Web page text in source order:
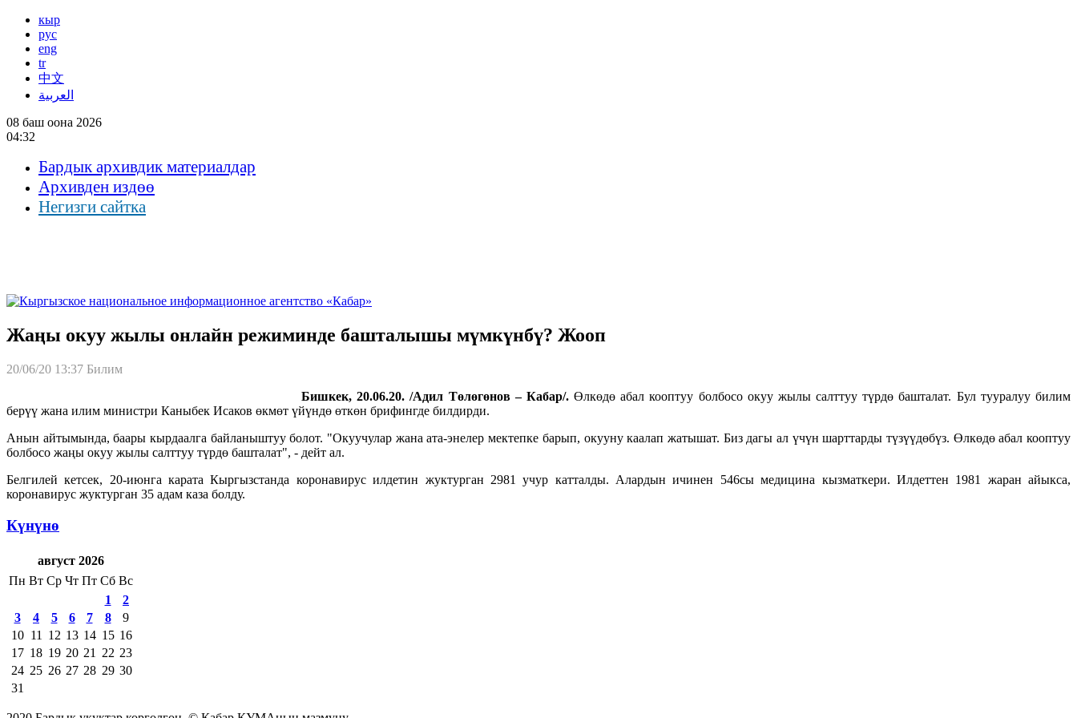
кыр
рус
eng
tr
中文
العربية
08 баш оона 2026
04:32
Бардык архивдик материалдар
Архивден издөө
Негизги сайтка
Жаңы окуу жылы онлайн режиминде башталышы мүмкүнбү? Жооп
20/06/20 13:37 Билим
Бишкек, 20.06.20. /Адил Төлөгөнов – Кабар/.Өлкөдө абал кооптуу болбосо окуу жылы салттуу түрдө башталат. Бул тууралуу билим
берүү жана илим министри Каныбек Исаков өкмөт үйүндө өткөн брифингде билдирди.
Анын айтымында, баары кырдаалга байланыштуу болот. "Окуучулар жана ата-энелер мектепке барып, окууну каалап жатышат. Биз дагы ал үчүн шарттарды түзүүдөбүз. Өлкөдө абал кооптуу
болбосо жаңы окуу жылы салттуу түрдө башталат", - дейт ал.
Белгилей кетсек, 20-июнга карата Кыргызстанда коронавирус илдетин жуктурган 2981 учур катталды. Алардын ичинен 546сы медицина кызматкери. Илдеттен 1981 жаран айыкса,
коронавирус жуктурган 35 адам каза болду.
Күнүнө
август 2026
Пн Вт Ср Чт Пт Сб Вс
1
2
3
4 5 6 7 8
9
10 11 12 13 14 15 16
17 18 19 20 21 22 23
24 25 26 27 28 29 30
31